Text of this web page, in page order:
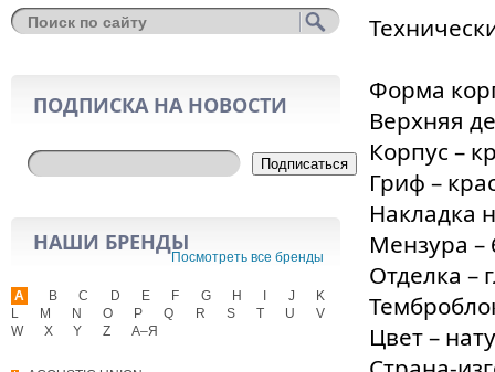
ПОДПИСКА НА НОВОСТИ
Подписаться
НАШИ БРЕНДЫ
Посмотреть все бренды
A B C D E F G H J
K
L
M N O P Q R S T U
V
W
X Y Z А–Я
Форма
Верхняя
Корпус –
Гриф –
Накладка
Мензура –
Отделка –
Цвет –